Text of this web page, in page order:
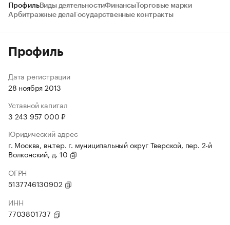
ПрофильВиды деятельностиФинансыТорговые марки
Арбитражные дела Государственные контракты
Профиль
Дата регистрации
28 ноября 2013
Уставной капитал
3 243 957 000 ₽
Юридический адрес
г. Москва, вн.тер. г. муниципальный округ Тверской, пер. 2-й
Волконский, д. 10
ОГРН
5137746130902
ИНН
7703801737